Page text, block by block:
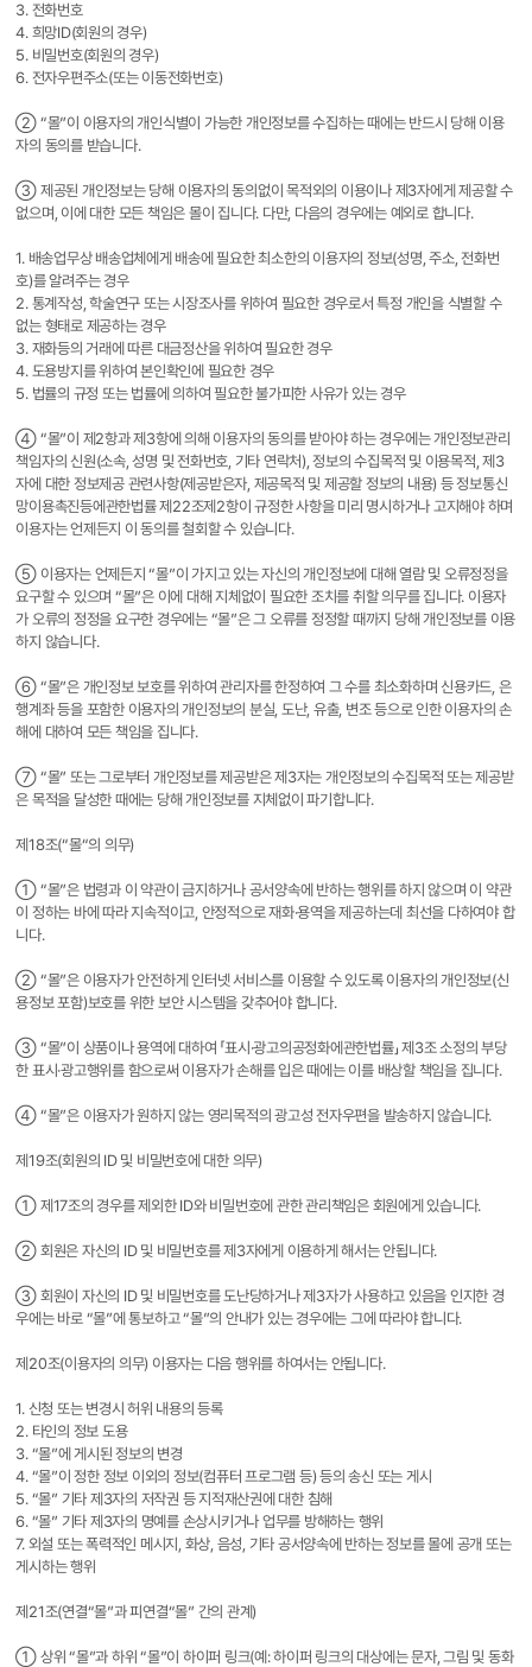
3. 전화번호
4. 희망ID(회원의 경우)
5. 비밀번호(회원의 경우)
6. 전자우편주소(또는 이동전화번호)
② “몰”이 이용자의 개인식별이 가능한 개인정보를 수집하는 때에는 반드시 당해 이용
자의 동의를 받습니다.
③ 제공된 개인정보는 당해 이용자의 동의없이 목적외의 이용이나 제3자에게 제공할 수
없으며, 이에 대한 모든 책임은 몰이 집니다. 다만, 다음의 경우에는 예외로 합니다.
1. 배송업무상 배송업체에게 배송에 필요한 최소한의 이용자의 정보(성명, 주소, 전화번
호)를 알려주는 경우
2. 통계작성, 학술연구 또는 시장조사를 위하여 필요한 경우로서 특정 개인을 식별할 수
없는 형태로 제공하는 경우
3. 재화등의 거래에 따른 대금정산을 위하여 필요한 경우
4. 도용방지를 위하여 본인확인에 필요한 경우
5. 법률의 규정 또는 법률에 의하여 필요한 불가피한 사유가 있는 경우
④ “몰”이 제2항과 제3항에 의해 이용자의 동의를 받아야 하는 경우에는 개인정보관리
책임자의 신원(소속, 성명 및 전화번호, 기타 연락처), 정보의 수집목적 및 이용목적, 제3
자에 대한 정보제공 관련사항(제공받은자, 제공목적 및 제공할 정보의 내용) 등 정보통신
망이용촉진등에관한법률 제22조제2항이 규정한 사항을 미리 명시하거나 고지해야 하며
이용자는 언제든지 이 동의를 철회할 수 있습니다.
⑤ 이용자는 언제든지 “몰”이 가지고 있는 자신의 개인정보에 대해 열람 및 오류정정을
요구할 수 있으며 “몰”은 이에 대해 지체없이 필요한 조치를 취할 의무를 집니다. 이용자
가 오류의 정정을 요구한 경우에는 “몰”은 그 오류를 정정할 때까지 당해 개인정보를 이용
하지 않습니다.
⑥ “몰”은 개인정보 보호를 위하여 관리자를 한정하여 그 수를 최소화하며 신용카드, 은
행계좌 등을 포함한 이용자의 개인정보의 분실, 도난, 유출, 변조 등으로 인한 이용자의 손
해에 대하여 모든 책임을 집니다.
⑦ “몰” 또는 그로부터 개인정보를 제공받은 제3자는 개인정보의 수집목적 또는 제공받
은 목적을 달성한 때에는 당해 개인정보를 지체없이 파기합니다.
제18조(“몰“의 의무)
① “몰”은 법령과 이 약관이 금지하거나 공서양속에 반하는 행위를 하지 않으며 이 약관
이 정하는 바에 따라 지속적이고, 안정적으로 재화·용역을 제공하는데 최선을 다하여야 합
니다.
② “몰”은 이용자가 안전하게 인터넷 서비스를 이용할 수 있도록 이용자의 개인정보(신
용정보 포함)보호를 위한 보안 시스템을 갖추어야 합니다.
③ “몰”이 상품이나 용역에 대하여 「표시·광고의공정화에관한법률」 제3조 소정의 부당
한 표시·광고행위를 함으로써 이용자가 손해를 입은 때에는 이를 배상할 책임을 집니다.
④ “몰”은 이용자가 원하지 않는 영리목적의 광고성 전자우편을 발송하지 않습니다.
제19조(회원의 ID 및 비밀번호에 대한 의무)
① 제17조의 경우를 제외한 ID와 비밀번호에 관한 관리책임은 회원에게 있습니다.
② 회원은 자신의 ID 및 비밀번호를 제3자에게 이용하게 해서는 안됩니다.
③ 회원이 자신의 ID 및 비밀번호를 도난당하거나 제3자가 사용하고 있음을 인지한 경
우에는 바로 “몰”에 통보하고 “몰”의 안내가 있는 경우에는 그에 따라야 합니다.
제20조(이용자의 의무) 이용자는 다음 행위를 하여서는 안됩니다.
1. 신청 또는 변경시 허위 내용의 등록
2. 타인의 정보 도용
3. “몰”에 게시된 정보의 변경
4. “몰”이 정한 정보 이외의 정보(컴퓨터 프로그램 등) 등의 송신 또는 게시
5. “몰” 기타 제3자의 저작권 등 지적재산권에 대한 침해
6. “몰” 기타 제3자의 명예를 손상시키거나 업무를 방해하는 행위
7. 외설 또는 폭력적인 메시지, 화상, 음성, 기타 공서양속에 반하는 정보를 몰에 공개 또는
게시하는 행위
제21조(연결“몰”과 피연결“몰” 간의 관계)
① 상위 “몰”과 하위 “몰”이 하이퍼 링크(예: 하이퍼 링크의 대상에는 문자, 그림 및 동화